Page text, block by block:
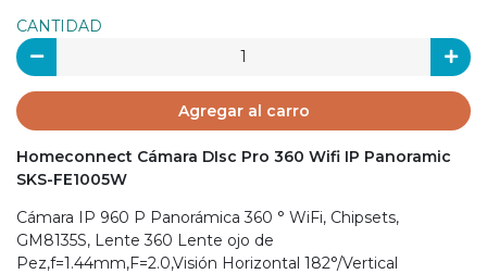
CANTIDAD
Agregar al carro
Homeconnect Cámara DIsc Pro 360 Wifi IP Panoramic
SKS-FE1005W
Cámara IP 960 P Panorámica 360 ° WiFi, Chipsets,
GM8135S, Lente 360 Lente ojo de
Pez,f=1.44mm,F=2.0,Visión Horizontal 182°/Vertical